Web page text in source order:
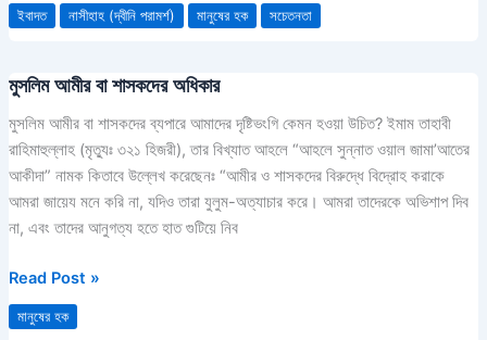
ইবাদত নাসীহাহ (দ্বীনি পরামর্শ) মানুষের হক সচেতনতা
মুসলিম আমীর বা শাসকদের অধিকার
মুসলিম আমীর বা শাসকদের ব্যপারে আমাদের দৃষ্টিভংগি কেমন হওয়া উচিত? ইমাম তাহাবী
রাহিমাহুল্লাহ (মৃত্যুঃ ৩২১ হিজরী), তার বিখ্যাত আহলে “আহলে সুন্নাত ওয়াল জামা’আতের
আকীদা” নামক কিতাবে উল্লেখ করেছেনঃ “আমীর ও শাসকদের বিরুদ্ধে বিদ্রোহ করাকে
আমরা জায়েয মনে করি না, যদিও তারা যুলুম-অত্যাচার করে। আমরা তাদেরকে অভিশাপ দিব
না, এবং তাদের আনুগত্য হতে হাত গুটিয়ে নিব
মুসলিম
বা
শাসকদের
Read Post »
মানুষের হক